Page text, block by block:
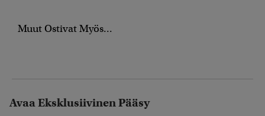
Muut Ostivat Myös...
Avaa Eksklusiivinen Pääsy